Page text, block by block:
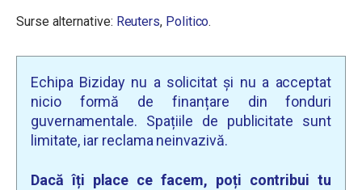
Surse alternative: Reuters, Politico.
Echipa Biziday nu a solicitat și nu a acceptat
nicio formă de finanțare din fonduri
guvernamentale. Spațiile de publicitate sunt
limitate, iar reclama neinvazivă.
Dacă îți place ce facem, poți contribui tu